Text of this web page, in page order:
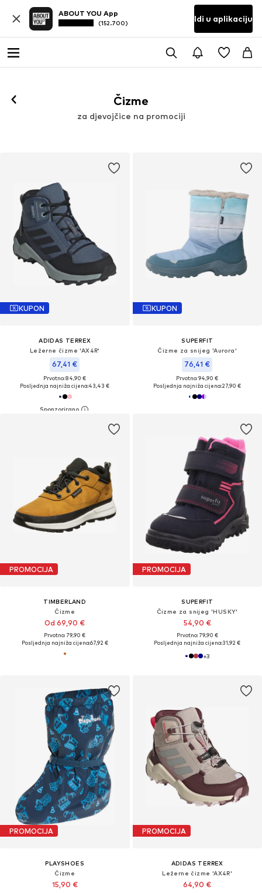
ABOUT YOU App
(152.700) Idi u aplikaciju
Čizme
za djevojčice na promociji
KUPON
ADIDAS TERREX
Ležerne čizme 'AX4R'
67,41 €
Prvotno: 84,90 €
Posljednja najniža cijena:43,43 €
KUPON
SUPERFIT
Čizme za snijeg 'Aurora'
76,41 €
Prvotno: 94,90 €
Posljednja najniža cijena:27,90 €
PROMOCIJA
TIMBERLAND
Čizme
Od 69,90 €
Prvotno: 79,90 €
Posljednja najniža cijena:67,92 €
PROMOCIJA
SUPERFIT
Čizme za snijeg 'HUSKY'
54,90 €
Prvotno: 79,90 €
Posljednja najniža cijena:31,92 €
+3
PROMOCIJA
PLAYSHOES
Čizme
15,90 €
PROMOCIJA
ADIDAS TERREX
Ležerne čizme 'AX4R'
64,90 €